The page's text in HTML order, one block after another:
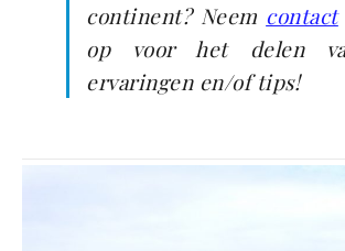
continent? Neem contact
op voor het delen
ervaringen en/of tips!